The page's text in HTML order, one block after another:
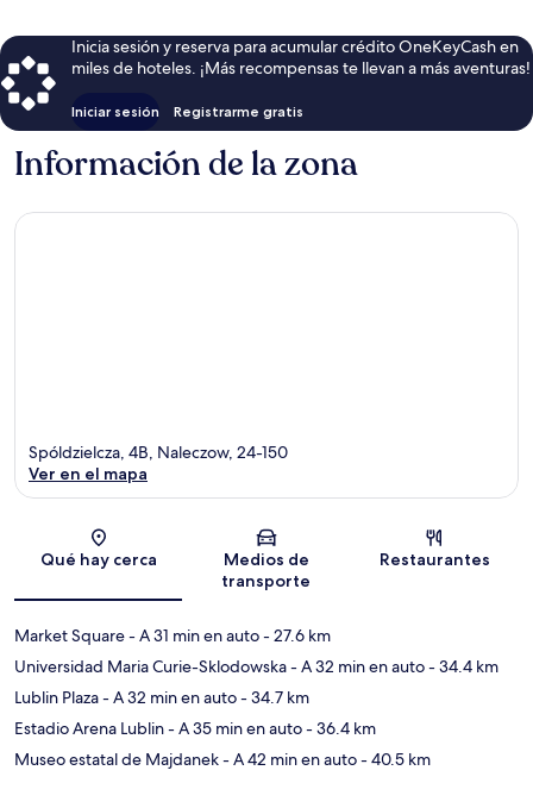
Inicia sesión y reserva para acumular crédito OneKeyCash en
miles de hoteles. ¡Más recompensas te llevan a más aventuras!
Iniciar sesión Registrarme gratis
Información de la zona
Sección del mapa
Spóldzielcza, 4B, Naleczow, 24-150
Ver en el mapa
Qué hay cerca
Medios de
transporte
Restaurantes
Market Square- A 31 min en auto- 27.6 km
Universidad Maria Curie-Sklodowska- A 32 min en auto- 34.4 km
Lublin Plaza- A 32 min en auto- 34.7 km
Estadio Arena Lublin- A 35 min en auto- 36.4 km
Museo estatal de Majdanek- A 42 min en auto- 40.5 km